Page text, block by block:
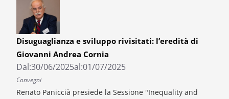
Disuguaglianza e sviluppo rivisitati: l’eredità di
Giovanni Andrea Cornia
Dal:30/06/2025al:01/07/2025
Convegni
Renato Paniccià presiede la Sessione "Inequality and